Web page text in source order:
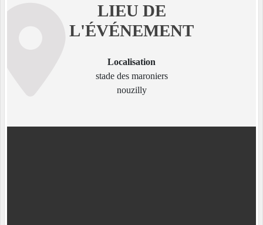
LIEU DE
L'ÉVÉNEMENT
Localisation
stade des maroniers
nouzilly